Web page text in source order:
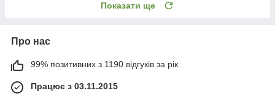
Показати ще
Про нас
99% позитивних з 1190 відгуків за рік
Працює з 03.11.2015